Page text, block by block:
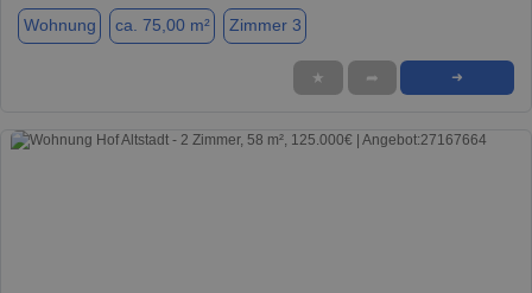
Wohnung ca. 75,00 m² Zimmer 3
★ ➦ ➜